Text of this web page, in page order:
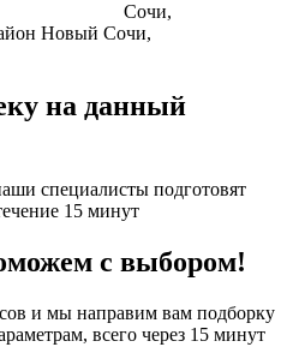
Сочи,
Новый Сочи,
на данный
специалисты подготовят
15 минут
с выбором!
и мы направим вам подборку
всего через 15 минут